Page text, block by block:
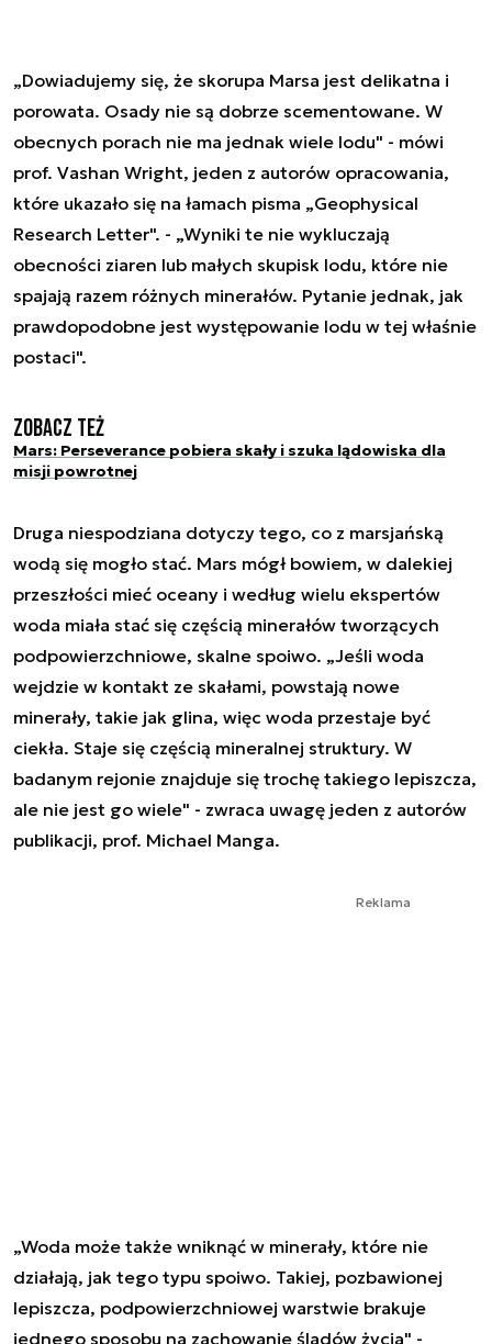
„Dowiadujemy się, że skorupa Marsa jest delikatna i
porowata. Osady nie są dobrze scementowane. W
obecnych porach nie ma jednak wiele lodu" - mówi
prof. Vashan Wright, jeden z autorów opracowania,
które ukazało się na łamach pisma „Geophysical
Research Letter". - „Wyniki te nie wykluczają
obecności ziaren lub małych skupisk lodu, które nie
spajają razem różnych minerałów. Pytanie jednak, jak
prawdopodobne jest występowanie lodu w tej właśnie
postaci".
Zobacz też
Mars: Perseverance pobiera skały i szuka lądowiska dla
misji powrotnej
Druga niespodziana dotyczy tego, co z marsjańską
wodą się mogło stać. Mars mógł bowiem, w dalekiej
przeszłości mieć oceany i według wielu ekspertów
woda miała stać się częścią minerałów tworzących
podpowierzchniowe, skalne spoiwo. „Jeśli woda
wejdzie w kontakt ze skałami, powstają nowe
minerały, takie jak glina, więc woda przestaje być
ciekła. Staje się częścią mineralnej struktury. W
badanym rejonie znajduje się trochę takiego lepiszcza,
ale nie jest go wiele" - zwraca uwagę jeden z autorów
publikacji, prof. Michael Manga.
Reklama
„Woda może także wniknąć w minerały, które nie
działają, jak tego typu spoiwo. Takiej, pozbawionej
lepiszcza, podpowierzchniowej warstwie brakuje
jednego sposobu na zachowanie śladów życia" -